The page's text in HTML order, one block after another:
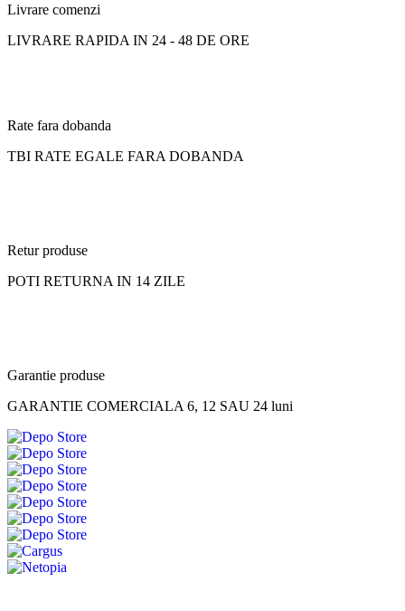
Livrare comenzi
LIVRARE RAPIDA IN 24 - 48 DE ORE
Rate fara dobanda
TBI RATE EGALE FARA DOBANDA
Retur produse
POTI RETURNA IN 14 ZILE
Garantie produse
GARANTIE COMERCIALA 6, 12 SAU 24 luni